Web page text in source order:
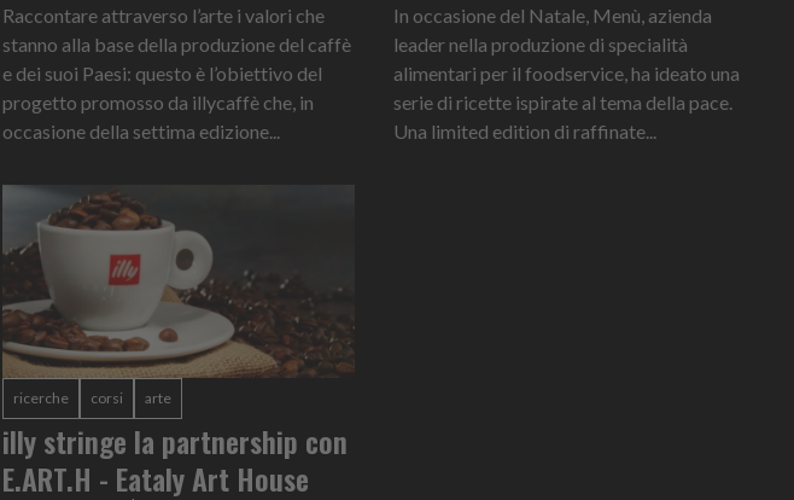
Raccontare attraverso l’arte i valori che
stanno alla base della produzione del caffè
e dei suoi Paesi: questo è l’obiettivo del
progetto promosso da illycaffè che, in
occasione della settima edizione...
In occasione del Natale, Menù, azienda
leader nella produzione di specialità
alimentari per il foodservice, ha ideato una
serie di ricette ispirate al tema della pace.
Una limited edition di raffinate...
ricerche corsi arte
illy stringe la partnership con
E.ART.H - Eataly Art House